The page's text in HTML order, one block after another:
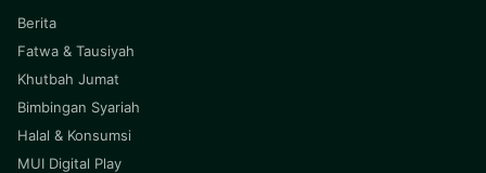
Berita
Fatwa & Tausiyah
Khutbah Jumat
Bimbingan Syariah
Halal & Konsumsi
MUI Digital Play